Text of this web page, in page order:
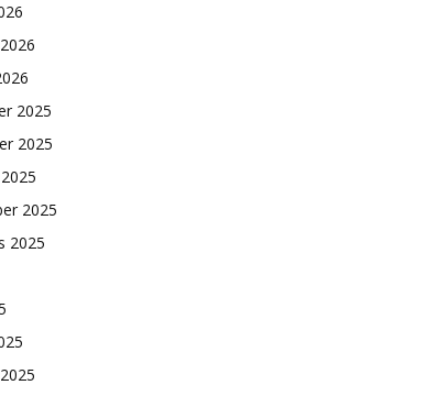
2025
2025
2025
2025